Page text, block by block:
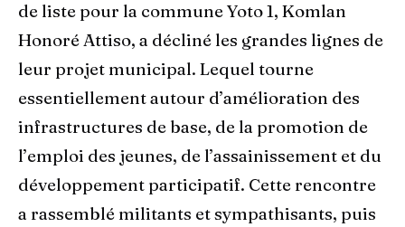
de liste pour la commune Yoto 1, Komlan
Honoré Attiso, a décliné les grandes lignes de
leur projet municipal. Lequel tourne
essentiellement autour d’amélioration des
infrastructures de base, de la promotion de
l’emploi des jeunes, de l’assainissement et du
développement participatif. Cette rencontre
a rassemblé militants et sympathisants, puis